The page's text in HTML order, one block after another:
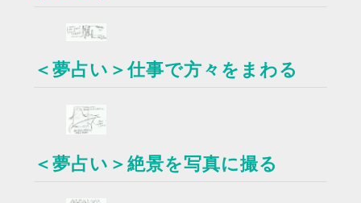
＜夢占い＞仕事で方々をまわる
＜夢占い＞絶景を写真に撮る